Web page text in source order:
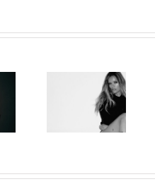
objavila singl
„Matadora“ i
najavila novi
album „No Me